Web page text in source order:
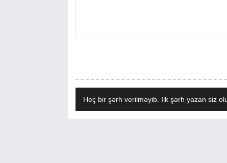
Heç bir şərh verilməyib. İlk şərh yazan siz